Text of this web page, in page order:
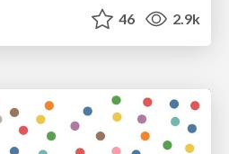
46 2.9k